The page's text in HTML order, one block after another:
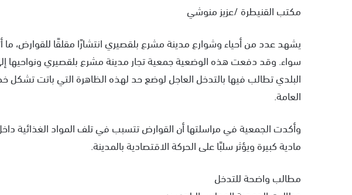
مكتب القنيطرة /عزيز منوشي
يشهد عدد من أحياء وشوارع مدينة مشرع بلقصيري انتشارًا مقلقًا للقوارض، ما
سواء. وقد دفعت هذه الوضعية جمعية تجار مدينة مشرع بلقصيري ونواحيها
البلدي تطالب فيها بالتدخل العاجل لوضع حد لهذه الظاهرة التي باتت تشكل
العامة.
وأكدت الجمعية في مراسلتها أن القوارض تتسبب في تلف المواد الغذائية داخل
مادية كبيرة ويؤثر سلبًا على الحركة الاقتصادية بالمدينة.
مطالب واضحة للتدخل